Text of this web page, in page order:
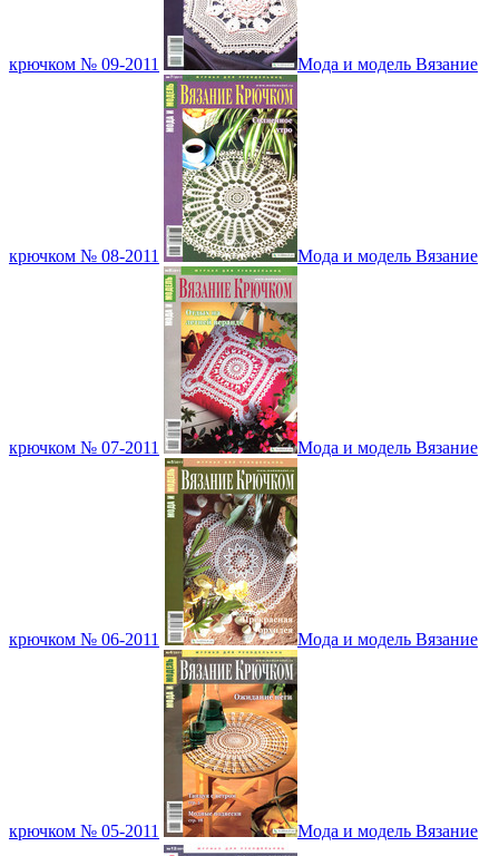
крючком № 09-2011 Мода и модель Вязание
крючком № 08-2011 Мода и модель Вязание
крючком № 07-2011 Мода и модель Вязание
крючком № 06-2011 Мода и модель Вязание
крючком № 05-2011 Мода и модель Вязание